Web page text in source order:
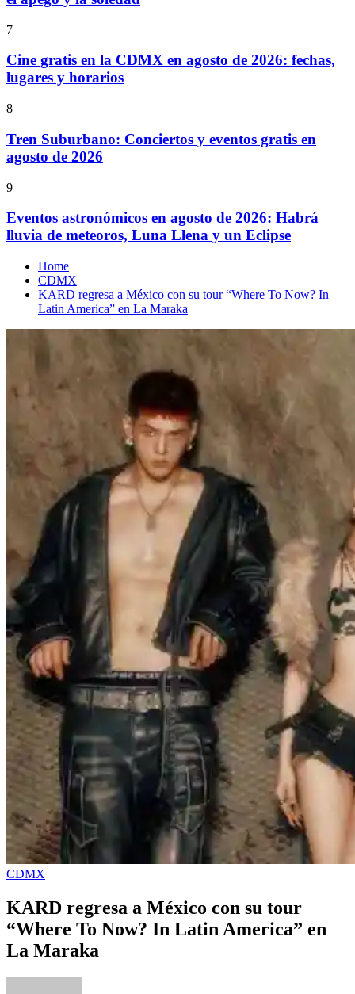
7
Cine gratis en la CDMX en agosto de 2026: fechas,
lugares y horarios
8
Tren Suburbano: Conciertos y eventos gratis en
agosto de 2026
9
Eventos astronómicos en agosto de 2026: Habrá
lluvia de meteoros, Luna Llena y un Eclipse
Home
CDMX
KARD regresa a México con su tour “Where To Now? In
Latin America” en La Maraka
CDMX
KARD regresa a México con su tour
“Where To Now? In Latin America” en
La Maraka